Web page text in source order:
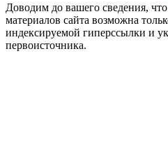
Доводим до вашего сведения,
материалов сайта возможна
индексируемой гиперссылки и
первоисточника.